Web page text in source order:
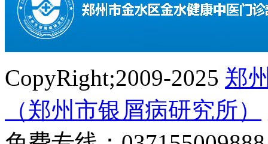
CopyRight;2009-2025 郑
（郑州市银屑病研究所）